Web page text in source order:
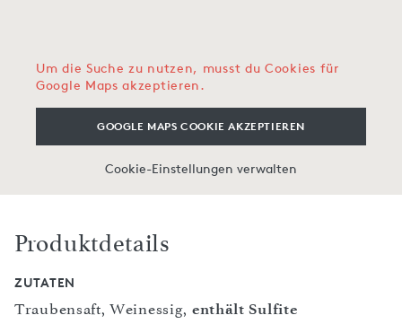
Um die Suche zu nutzen, musst du Cookies für
Google Maps akzeptieren.
GOOGLE MAPS COOKIE AKZEPTIEREN
Cookie-Einstellungen verwalten
Produktdetails
ZUTATEN
Traubensaft, Weinessig, enthält Sulfite